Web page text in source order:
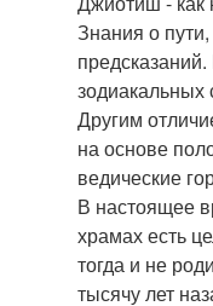
Знания о
зодиакальных
Другим
на основе
ведические
В настоящее
храмах есть
тогда и не
тысячу лет